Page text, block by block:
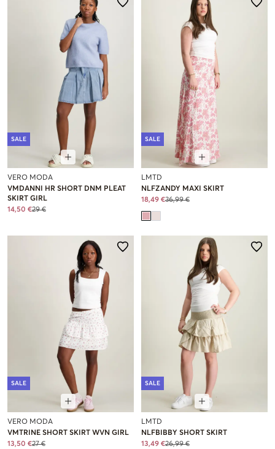
SALE
VERO MODA
VMDANNI HR SHORT DNM PLEAT
SKIRT GIRL
14,50 €29 €
SALE
LMTD
NLFZANDY MAXI SKIRT
18,49 €36,99 €
SALE
VERO MODA
VMTRINE SHORT SKIRT WVN GIRL
13,50 €27 €
SALE
LMTD
NLFBIBBY SHORT SKIRT
13,49 €26,99 €